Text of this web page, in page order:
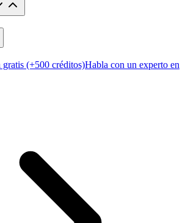
gratis (+500 créditos)Habla con un experto en